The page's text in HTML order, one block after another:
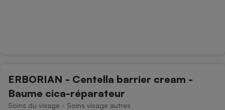
ERBORIAN - Centella barrier cream -
Baume cica-réparateur
Soins du visage - Soins visage autres